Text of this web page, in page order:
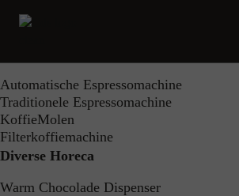
Home Aanbod
Office & Vending
Koffiemachine
Koffiemachine
Filters
Automatische Espressomachine
Traditionele Espressomachine
KoffieMolen
Filterkoffiemachine
Diverse Horeca
Warm Chocolade Dispenser